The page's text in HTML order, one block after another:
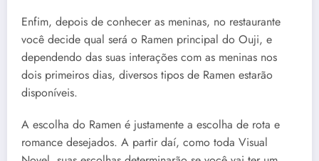
Enfim, depois de conhecer as meninas, no restaurante
você decide qual será o Ramen principal do Ouji, e
dependendo das suas interações com as meninas nos
dois primeiros dias, diversos tipos de Ramen estarão
disponíveis.
A escolha do Ramen é justamente a escolha de rota e
romance desejados. A partir daí, como toda Visual